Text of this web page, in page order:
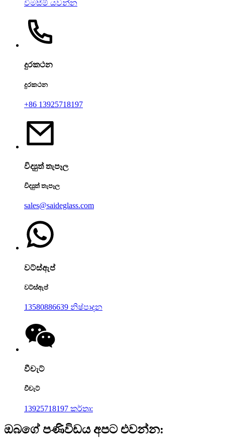
විමසීම් යවන්න
දුරකථන
දුරකථන
+86 13925718197
විද්‍යුත් තැපෑල
විද්‍යුත් තැපෑල
sales@saideglass.com
වට්ස්ඇප්
වට්ස්ඇප්
13580886639 නිෂ්පාදන
වීචැට්
වීචැට්
13925718197 කර්තෘ:
ඔබගේ පණිවිඩය අපට එවන්න: